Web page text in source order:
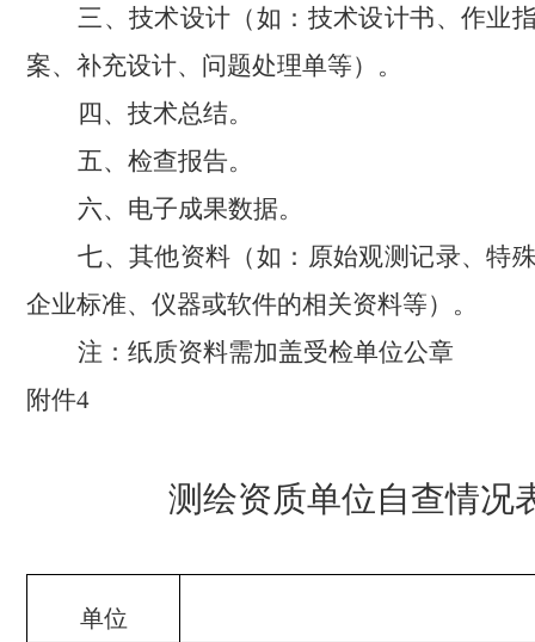
三、技术设计（如：技术设计书、作业
案、补充设计、问题处理单等）。
四、技术总结。
五、检查报告。
六、电子成果数据。
七、其他资料（如：原始观测记录、特
企业标准、仪器或软件的相关资料等）。
注：纸质资料需加盖受检单位公章
附件4
测绘资质单位自查情况
单位